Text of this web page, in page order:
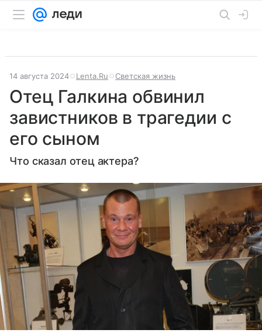
14 августа 2024 Lenta.Ru Светская жизнь
Отец Галкина обвинил
завистников в трагедии с
его сыном
Что сказал отец актера?